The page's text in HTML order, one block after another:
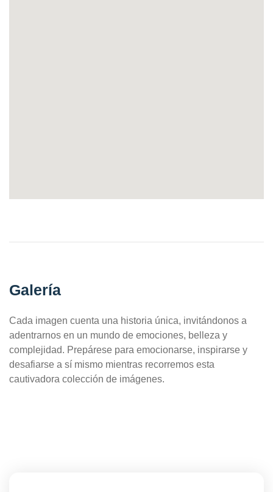
Galería
Cada imagen cuenta una historia única, invitándonos a
adentrarnos en un mundo de emociones, belleza y
complejidad. Prepárese para emocionarse, inspirarse y
desafiarse a sí mismo mientras recorremos esta
cautivadora colección de imágenes.